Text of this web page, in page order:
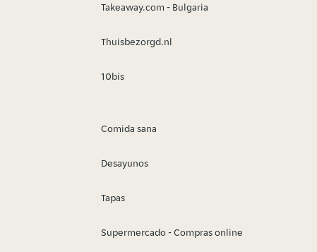
Takeaway.com - Bulgaria
Thuisbezorgd.nl
10bis
Comida sana
Desayunos
Tapas
Supermercado - Compras online